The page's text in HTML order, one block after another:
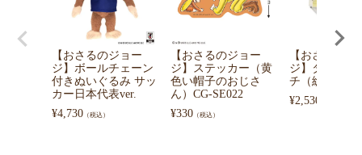
【おさるのジョー
ジ】ボールチェーン
付きぬいぐるみ サッ
カー日本代表ver.
¥4,730 （税込）
【おさるのジョー
ジ】ステッカー（黄
色い帽子のおじさ
ん）CG-SE022
¥330 （税込）
【おさるのジ
ジ】ターポリ
チ（総柄/YE
¥2,530